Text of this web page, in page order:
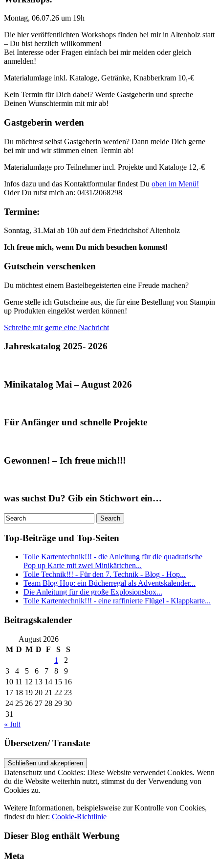
Montag, 06.07.26 um 19h
Die hier veröffentlichten Workshops finden bei mir in Altenholz statt
– Du bist herzlich willkommen!
Bei Interesse oder Fragen einfach bei mir melden oder gleich
anmelden!
Materialumlage inkl. Kataloge, Getränke, Knabberkram 10,-€
Kein Termin für Dich dabei? Werde Gastgeberin und spreche
Deinen Wunschtermin mit mir ab!
Gastgeberin werden
Du möchtest selbst Gastgeberin werden? Dann melde Dich gerne
bei mir und wir stimmen einen Termin ab!
Materialumlage pro Teilnehmer incl. Projekte und Kataloge 12,-€
Infos dazu und das Kontaktformular findest Du oben im Menü!
Oder Du rufst mich an: 0431/2068298
Termine:
Sonntag, 31.Mai ab 10h auf dem Friedrichshof Altenholz
Ich freue mich, wenn Du mich besuchen kommst!
Gutschein verschenken
Du möchtest einem Bastelbegeisterten eine Freude machen?
Gerne stelle ich Gutscheine aus, die für eine Bestellung von Stampin
up Produkten eingelöst werden können!
Schreibe mir gerne eine Nachricht
Jahreskatalog 2025- 2026
Minikatalog Mai – August 2026
Für Anfänger und schnelle Projekte
Gewonnen! – Ich freue mich!!!
was suchst Du? Gib ein Stichwort ein…
Top-Beiträge und Top-Seiten
Tolle Kartentechnik!!! - die Anleitung für die quadratische
Pop up Karte mit zwei Minikärtchen...
Tolle Technik!!! - Für den 7. Technik - Blog - Hop...
Team Blog Hop: ein Bücherregal als Adventskalender...
Die Anleitung für die große Explosionsbox...
Tolle Kartentechnik!!! - eine raffinierte Flügel - Klappkarte...
Beitragskalender
August 2026
M D M D F S
S
1
2
3
4 5 6 7 8
9
10 11 12 13 14 15 16
17 18 19 20 21 22 23
24 25 26 27 28 29 30
31
« Juli
Übersetzen/ Translate
Datenschutz und Cookies: Diese Website verwendet Cookies. Wenn
du die Website weiterhin nutzt, stimmst du der Verwendung von
Cookies zu.
Weitere Informationen, beispielsweise zur Kontrolle von Cookies,
findest du hier: Cookie-Richtlinie
Dieser Blog enthält Werbung
Meta